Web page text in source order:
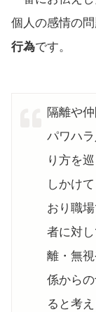
個人の感情の
行為です。
隔離や
パワハ
り方を
しかけ
おり職
者に対
離・無
係から
ると考え